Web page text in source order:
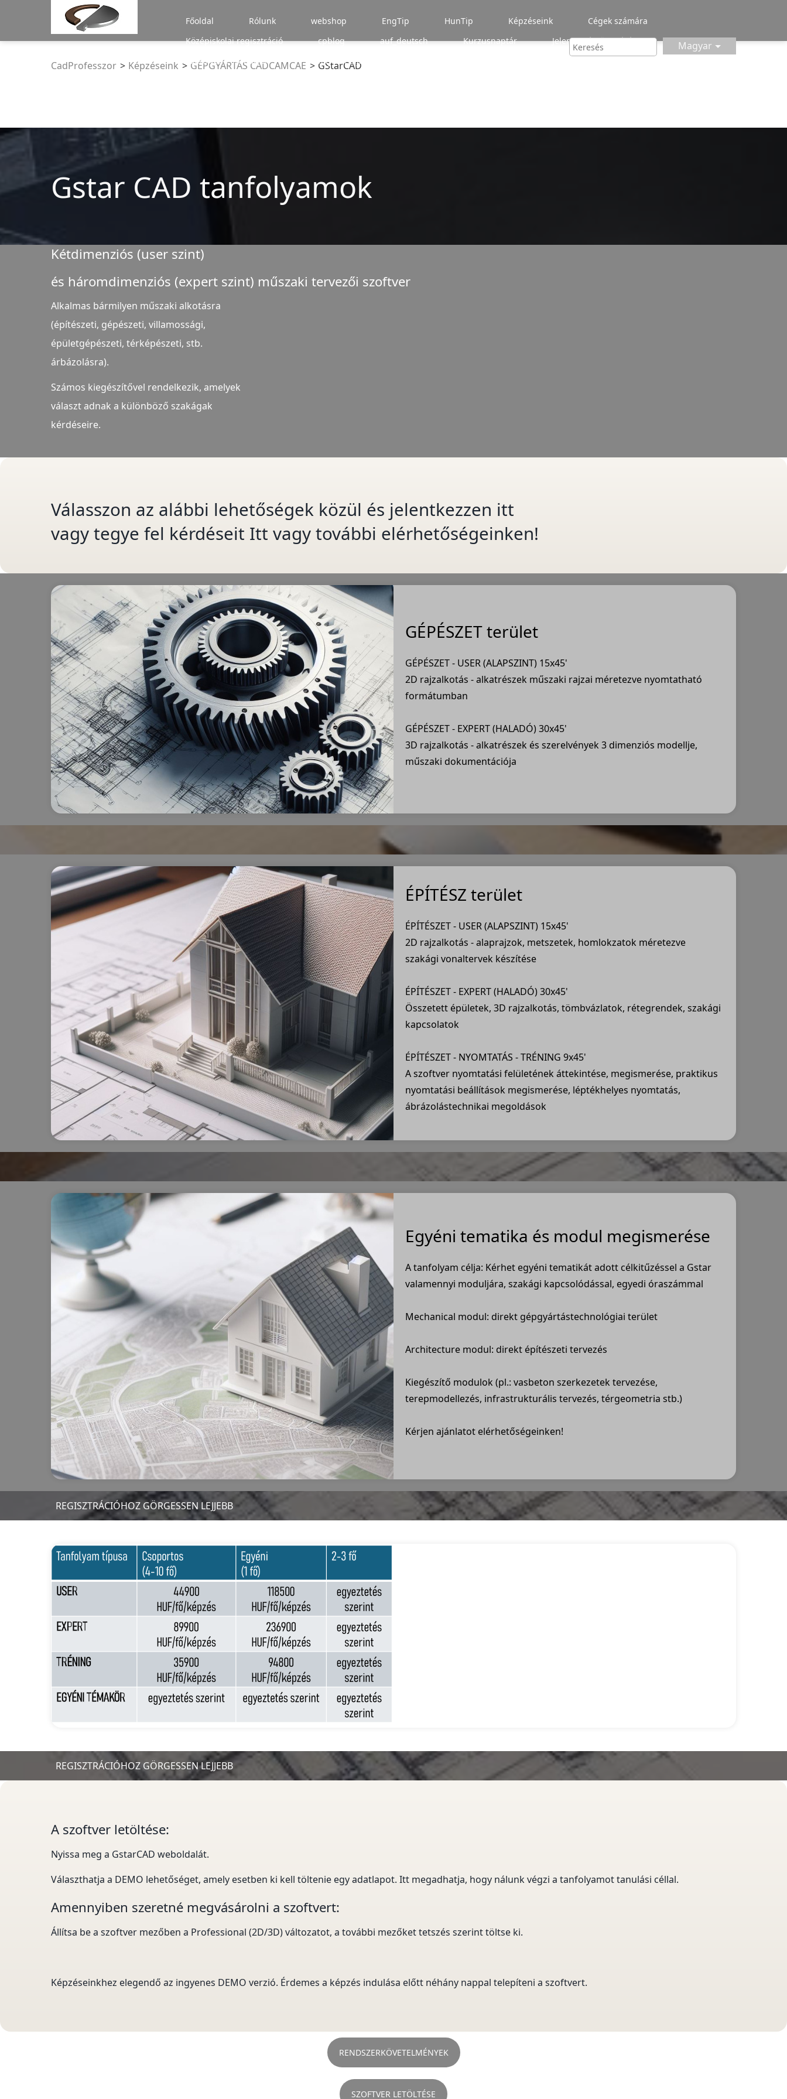
/* A MENÜHÖZ TARTOZÓ SCRIPT */
Főoldal Rólunk webshop EngTip HunTip Képzéseink
Cégek számára
Középiskolai regisztráció
cpblog auf_deutsch Kurzusnaptár
Jelentkezéstől a zárásig
Tanfolyami szabályok
Tanfolyami díjak befizetése
Magyar
CadProfesszor
Képzéseink GÉPGYÁRTÁS CADCAMCAE GStarCAD
Gstar CAD tanfolyamok
Kétdimenziós (user szint)
és háromdimenziós (expert szint) műszaki tervezői szoftver
Alkalmas bármilyen műszaki alkotásra
(építészeti, gépészeti, villamossági,
épületgépészeti, térképészeti, stb.
árbázolásra).
Számos kiegészítővel rendelkezik, amelyek
választ adnak a különböző szakágak
kérdéseire.
Válasszon az alábbi lehetőségek közül és jelentkezzen itt
vagy tegye fel kérdéseit Itt vagy további elérhetőségeinken!
GÉPÉSZET terület
GÉPÉSZET - USER (ALAPSZINT) 15x45'
2D rajzalkotás - alkatrészek műszaki rajzai méretezve nyomtatható
formátumban
GÉPÉSZET - EXPERT (HALADÓ) 30x45'
3D rajzalkotás - alkatrészek és szerelvények 3 dimenziós modellje,
műszaki dokumentációja
ÉPÍTÉSZ terület
ÉPÍTÉSZET - USER (ALAPSZINT) 15x45'
2D rajzalkotás - alaprajzok, metszetek, homlokzatok méretezve
szakági vonaltervek készítése
ÉPÍTÉSZET - EXPERT (HALADÓ) 30x45'
Összetett épületek, 3D rajzalkotás, tömbvázlatok, rétegrendek, szakági
kapcsolatok
ÉPÍTÉSZET - NYOMTATÁS - TRÉNING 9x45'
A szoftver nyomtatási felületének áttekintése, megismerése, praktikus
nyomtatási beállítások megismerése, léptékhelyes nyomtatás,
ábrázolástechnikai megoldások
Egyéni tematika és modul megismerése
A tanfolyam célja: Kérhet egyéni tematikát adott célkitűzéssel a Gstar
valamennyi moduljára, szakági kapcsolódással, egyedi óraszámmal
Mechanical modul: direkt gépgyártástechnológiai terület
Architecture modul: direkt építészeti tervezés
Kiegészítő modulok (pl.: vasbeton szerkezetek tervezése,
terepmodellezés, infrastrukturális tervezés, térgeometria stb.)
Kérjen ajánlatot elérhetőségeinken!
REGISZTRÁCIÓHOZ GÖRGESSEN LEJJEBB
REGISZTRÁCIÓHOZ GÖRGESSEN LEJJEBB
A szoftver letöltése:
Nyissa meg a GstarCAD weboldalát.
Választhatja a DEMO lehetőséget, amely esetben ki kell töltenie egy adatlapot. Itt megadhatja, hogy nálunk végzi a tanfolyamot tanulási céllal.
Amennyiben szeretné megvásárolni a szoftvert:
Állítsa be a szoftver mezőben a Professional (2D/3D) változatot, a további mezőket tetszés szerint töltse ki.
Képzéseinkhez elegendő az ingyenes DEMO verzió. Érdemes a képzés indulása előtt néhány nappal telepíteni a szoftvert.
RENDSZERKÖVETELMÉNYEK
SZOFTVER LETÖLTÉSE